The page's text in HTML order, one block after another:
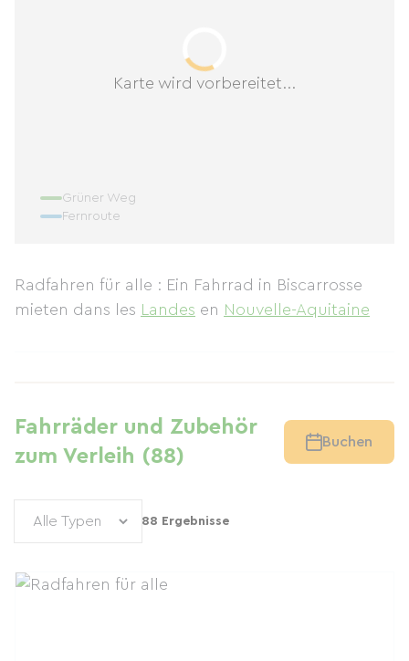
Karte wird vorbereitet...
Grüner Weg
Fernroute
Radfahren für alle : Ein Fahrrad in Biscarrosse
mieten dans les Landes en Nouvelle-Aquitaine
Fahrräder und Zubehör
zum Verleih (88)
Buchen
88 Ergebnisse